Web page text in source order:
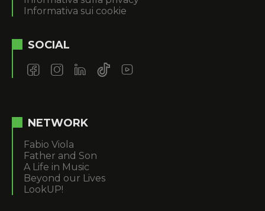
Informativa sui cookie
SOCIAL
NETWORK
Fabio Viola
Father and Son
A Life in Music
Beyond our Lives
LookUP!